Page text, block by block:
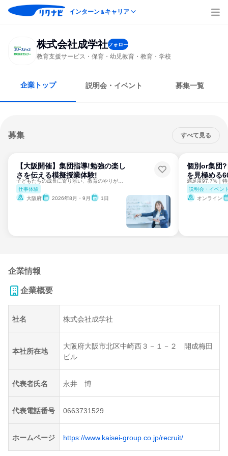
インターン＆キャリア
株式会社成学社フォロー
教育支援サービス・保育・幼児教育・教育・学校
企業トップ 説明会・イベント 募集一覧
募集 すべて見る
【大阪開催】集団指導!勉強の楽し
さを伝える模擬授業体験!
仕事体験
大阪府
2026年8月・9月 1日
個別or集団
を見極める
説明会・イベン
オンライン
企業情報
企業概要
社名 株式会社成学社
本社所在地
大阪府大阪市北区中崎西３－１－２ 開成梅田
ビル
代表者氏名 永井 博
代表電話番号 0663731529
ホームページ https://www.kaisei-group.co.jp/recruit/